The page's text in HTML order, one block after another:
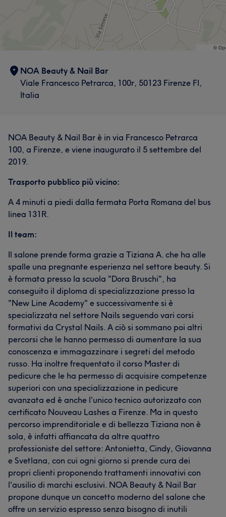
NOA Beauty & Nail Bar
Viale Francesco Petrarca, 100r, 50123 Firenze FI,
Italia
NOA Beauty & Nail Bar è in via Francesco Petrarca
100, a Firenze, e viene inaugurato il 5 settembre del
2019.
Trasporto pubblico più vicino:
A 4 minuti a piedi dalla fermata Porta Romana del bus
linea 131R.
Il team:
Il salone prende forma grazie a Tiziana A. che ha alle
spalle una pregnante esperienza nel settore beauty. Si
è formata presso la scuola "Dora Bruschi", ha
conseguito il diploma di specializzazione presso la
"New Line Academy" e successivamente si è
specializzata nel settore Nails seguendo vari corsi
formativi da Crystal Nails. A ciò si sommano poi altri
percorsi che le hanno permesso di aumentare la sua
conoscenza e immagazzinare i segreti del metodo
russo. Ha inoltre frequentato il corso Master di
pedicure che le ha permesso di acquisire competenze
superiori con una specializzazione in pedicure
avanzata ed è anche l'unico tecnico autorizzato con
certificato Nouveau Lashes a Firenze. Ma in questo
percorso imprenditoriale e di bellezza Tiziana non è
sola, è infatti affiancata da altre quattro
professioniste del settore: Antonietta, Cindy, Giovanna
e Svetlana, con cui ogni giorno si prende cura dei
propri clienti proponendo trattamenti innovativi con
l'ausilio di marchi esclusivi. NOA Beauty & Nail Bar
propone dunque un concetto moderno del salone che
offre un servizio espresso senza bisogno di inutili